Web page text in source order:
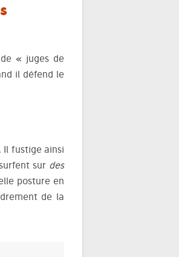
« juges de
il défend le
fustige ainsi
sur des
posture en
de la